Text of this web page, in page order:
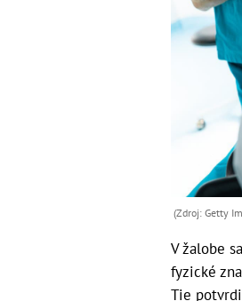
(Zdroj: Getty
V žalobe
fyzické
Tie